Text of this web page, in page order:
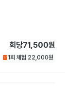
회당71,500원
1회 체험 22,000원